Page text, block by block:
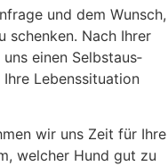
und dem Wunsch,
schen­ken. Nach Ihrer
uns einen Selbst­aus­
Lebens­si­tua­ti­on
wir uns Zeit für Ihre
wel­cher Hund gut zu